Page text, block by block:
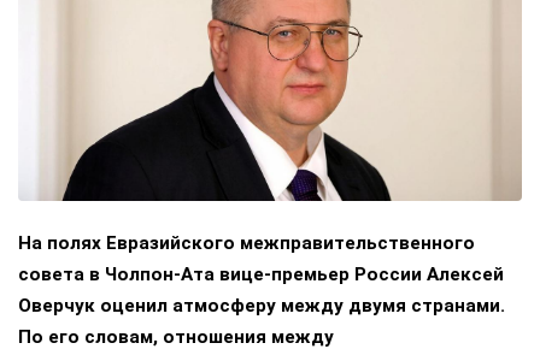
На полях Евразийского межправительственного
совета в Чолпон-Ата вице-премьер России Алексей
Оверчук оценил атмосферу между двумя странами.
По его словам, отношения между